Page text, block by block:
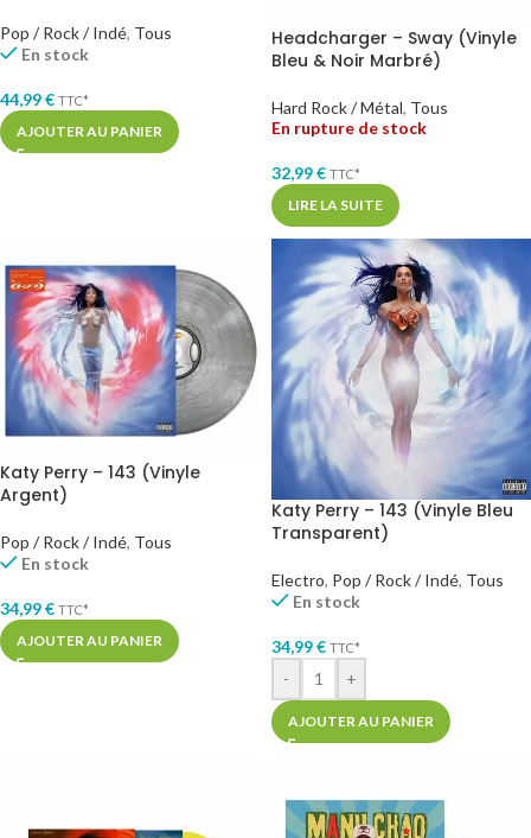
Pop / Rock / Indé, Tous
En stock
44,99€ TTC*
AJOUTER AU PANIER
Headcharger – Sway (Vinyle
Bleu & Noir Marbré)
Hard Rock / Métal, Tous
En rupture de stock
32,99€ TTC*
LIRE LA SUITE
Katy Perry – 143 (Vinyle
Argent)
Pop / Rock / Indé, Tous
En stock
34,99€ TTC*
AJOUTER AU PANIER
Katy Perry – 143 (Vinyle Bleu
Transparent)
Electro, Pop / Rock / Indé, Tous
En stock
34,99€ TTC*
- +
AJOUTER AU PANIER